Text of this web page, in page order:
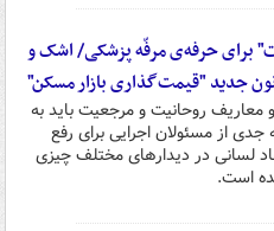
برای حرفه‌ی مرفّه پزشکی/ اشک و
جدید "قیمت‌گذاری بازار مسکن"
معاریف روحانیت و مرجعیت باید به
جدی از مسئولان اجرایی برای رفع
لسانی در دیدارهای مختلف چیزی
است.